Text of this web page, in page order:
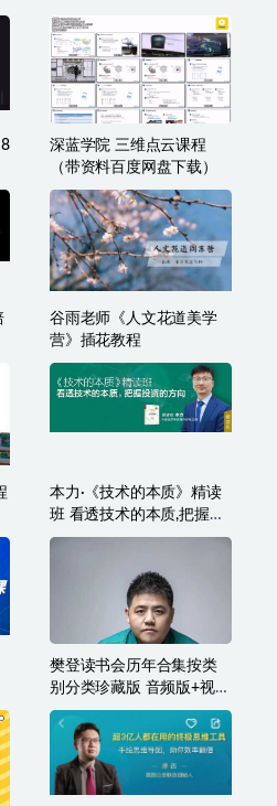
深蓝学院 三维点云课程
（带资料百度网盘下载）
谷雨老师《人文花道美学
营》插花教程
本力·《技术的本质》精读
班 看透技术的本质,把握投
资的方向
樊登读书会历年合集按类
别分类珍藏版 音频版+视频
版